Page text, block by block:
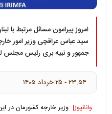
امروز پیرامون مسائل مرتبط با
سید عباس عراقچی وزیر امور
جمهور و نبیه بری رئیس مجلس
۲۳:۵۴ - ۲۵ خرداد ۱۴۰۵
وانانیوز| وزیر خارجه کشورمان در